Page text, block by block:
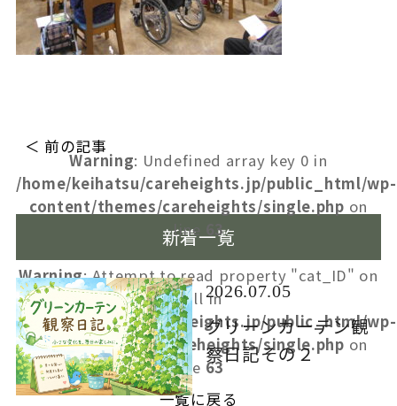
＜ 前の記事
Warning: Undefined array key 0 in
/home/keihatsu/careheights.jp/public_html/wp-
content/themes/careheights/single.php on
line
63
Warning: Attempt to read property "cat_ID" on
null in
/home/keihatsu/careheights.jp/public_html/wp-
content/themes/careheights/single.php on
line 63
一覧に戻る
新着一覧
2026.07.05
グリーンカーテン観
察日記その２